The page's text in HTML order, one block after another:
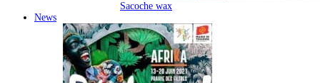
Sacoche wax
News